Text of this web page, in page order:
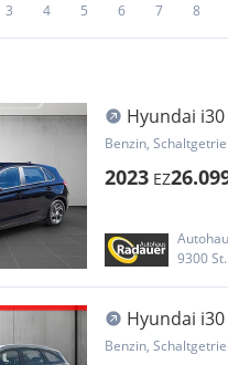
3 4 5 6 7 8
Hyundai i30
Benzin,
2023 EZ
9300
Hyundai i30
Benzin,